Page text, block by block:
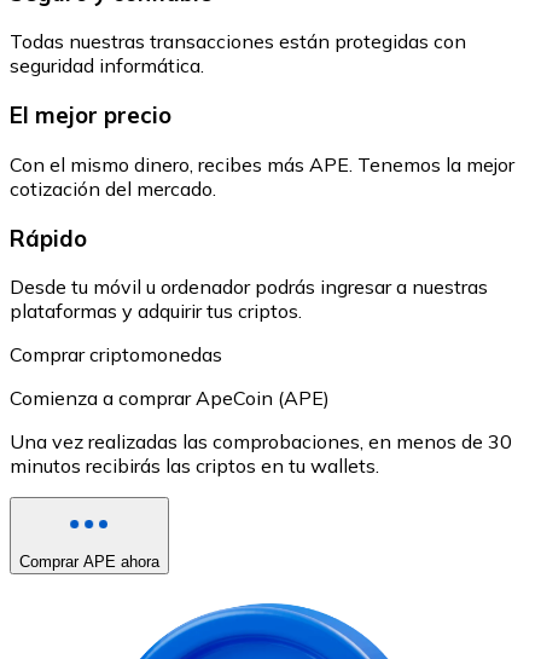
Todas nuestras transacciones están protegidas con
seguridad informática.
El mejor precio
Con el mismo dinero, recibes más APE. Tenemos la mejor
cotización del mercado.
Rápido
Desde tu móvil u ordenador podrás ingresar a nuestras
plataformas y adquirir tus criptos.
Comprar criptomonedas
Comienza a comprar ApeCoin (APE)
Una vez realizadas las comprobaciones, en menos de 30
minutos recibirás las criptos en tu wallets.
Comprar APE ahora